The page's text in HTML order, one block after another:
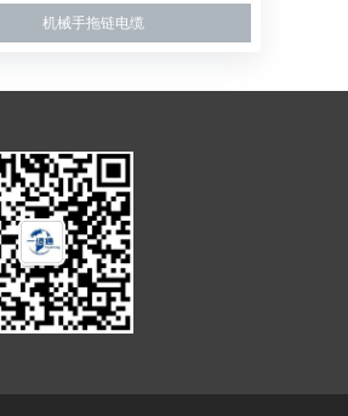
机械手拖链电缆